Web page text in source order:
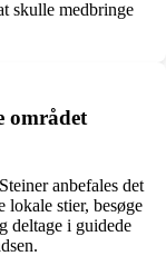
skulle medbringe
området
anbefales det
lokale stier, besøge
deltage i guidede